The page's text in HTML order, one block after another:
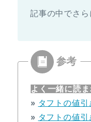
記事の中でさ
よく一緒に読
» タフトの値
» タフトの値